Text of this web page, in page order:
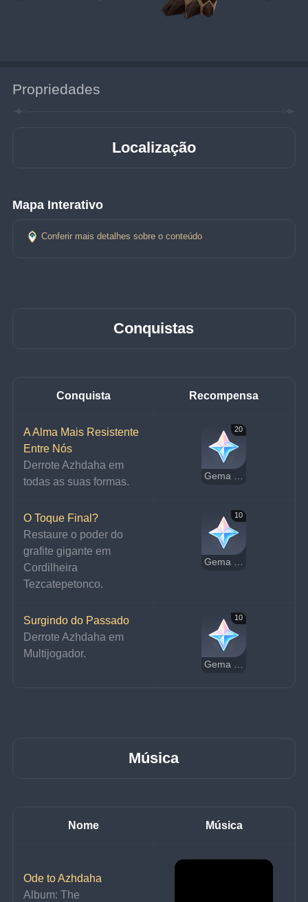
Propriedades
Localização
Mapa Interativo
Conferir mais detalhes sobre o conteúdo
Conquistas
Conquista Recompensa
A Alma Mais Resistente
Entre Nós
Derrote Azhdaha em
todas as suas formas.
20
Gema Essencial
O Toque Final?
Restaure o poder do
grafite gigante em
Cordilheira
Tezcatepetonco.
10
Gema Essencial
Surgindo do Passado
Derrote Azhdaha em
Multijogador.
10
Gema Essencial
Música
Nome Música
Ode to Azhdaha
Album: The